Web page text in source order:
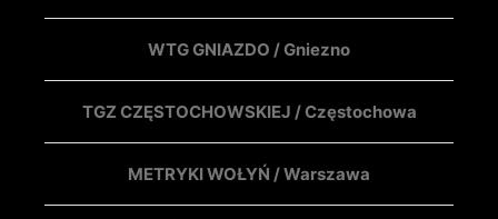
WTG GNIAZDO / Gniezno
TGZ CZĘSTOCHOWSKIEJ / Częstochowa
METRYKI WOŁYŃ / Warszawa